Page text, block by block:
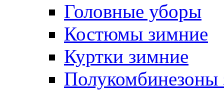
Головные уборы
Костюмы зимние
Куртки зимние
Полукомбинезоны